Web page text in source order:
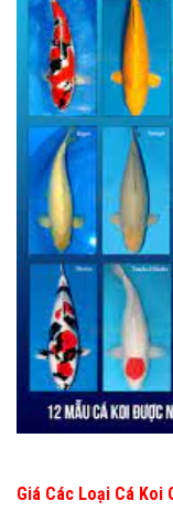
Giá Các Loại Cá Koi